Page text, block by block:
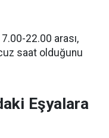
22.00 arası,
saat olduğunu
Eşyalara